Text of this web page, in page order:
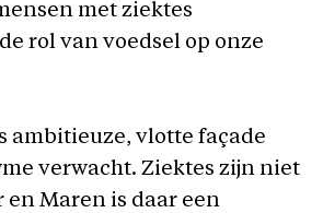
met ziektes
rol van voedsel op onze
ambitieuze, vlotte façade
verwacht. Ziektes zijn niet
Maren is daar een